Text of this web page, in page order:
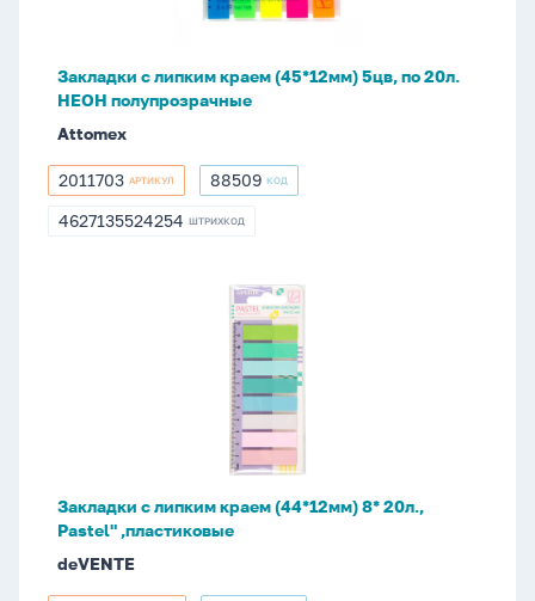
НЕОН
полупрозрачные
Закладки с липким краем (45*12мм) 5цв, по 20л.
НЕОН полупрозрачные
Attomex
2011703
2011703 АРТИКУЛ 88509
88509 КОД
4627135524254
4627135524254 ШТРИХКОД
,пластиковые
Закладки с липким краем (44*12мм) 8* 20л.,
Pastel" ,пластиковые
deVENTE